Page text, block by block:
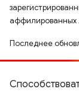
аффилированных
Последнее